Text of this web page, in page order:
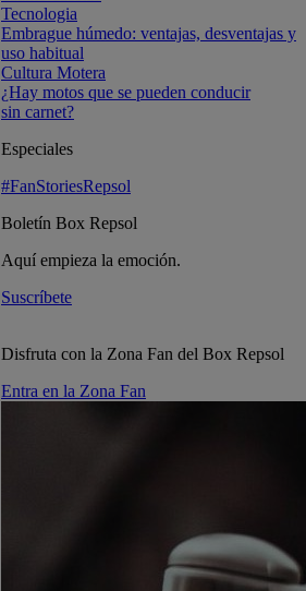
Tecnologia
Embrague húmedo: ventajas, desventajas y
uso habitual
Cultura Motera
¿Hay motos que se pueden conducir
sin carnet?
Especiales
#FanStoriesRepsol
Boletín Box Repsol
Aquí empieza la emoción.
Suscríbete
Disfruta con la Zona Fan del Box Repsol
Entra en la Zona Fan